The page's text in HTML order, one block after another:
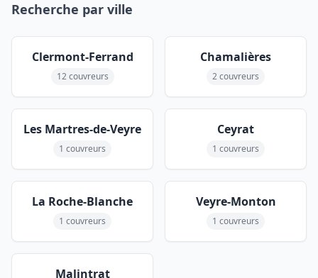
Recherche par ville
Clermont-Ferrand
12 couvreurs
Chamalières
2 couvreurs
Les Martres-de-Veyre
1 couvreurs
Ceyrat
1 couvreurs
La Roche-Blanche
1 couvreurs
Veyre-Monton
1 couvreurs
Malintrat